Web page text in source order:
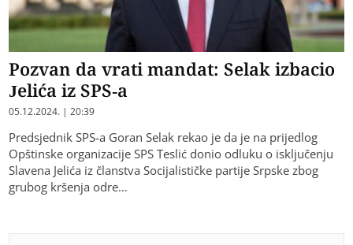
Pozvan da vrati mandat: Selak izbacio
Jelića iz SPS-a
05.12.2024. | 20:39
Predsjednik SPS-a Goran Selak rekao je da je na prijedlog
Opštinske organizacije SPS Teslić donio odluku o isključenju
Slavena Jelića iz članstva Socijalističke partije Srpske zbog
grubog kršenja odre…